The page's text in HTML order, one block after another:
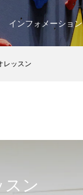
インフォメーション
レッスン
スン